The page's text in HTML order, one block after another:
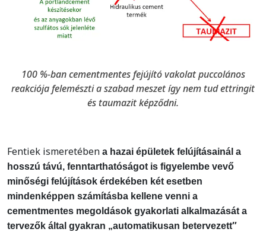
100 %-ban cementmentes fejújító vakolat puccolános
reakciója felemészti a szabad meszet így nem tud ettringit
és taumazit képződni.
Fentiek ismeretében a hazai épületek felújításainál a
hosszú távú, fenntarthatóságot is figyelembe vevő
minőségi felújítások érdekében két esetben
mindenképpen számításba kellene venni a
cementmentes megoldások gyakorlati alkalmazását a
tervezők által gyakran „automatikusan betervezett″